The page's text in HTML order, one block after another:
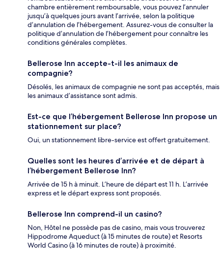
chambre entièrement remboursable, vous pouvez l’annuler
jusqu’à quelques jours avant l’arrivée, selon la politique
d’annulation de l’hébergement. Assurez-vous de consulter la
politique d’annulation de l’hébergement pour connaître les
conditions générales complètes.
Bellerose Inn accepte-t-il les animaux de
compagnie?
Désolés, les animaux de compagnie ne sont pas acceptés, mais
les animaux d’assistance sont admis.
Est-ce que l’hébergement Bellerose Inn propose un
stationnement sur place?
Oui, un stationnement libre-service est offert gratuitement.
Quelles sont les heures d’arrivée et de départ à
l’hébergement Bellerose Inn?
Arrivée de 15 h à minuit. L’heure de départ est 11 h. L’arrivée
express et le départ express sont proposés.
Bellerose Inn comprend-il un casino?
Non, Hôtel ne possède pas de casino, mais vous trouverez
Hippodrome Aqueduct (à 15 minutes de route) et Resorts
World Casino (à 16 minutes de route) à proximité.